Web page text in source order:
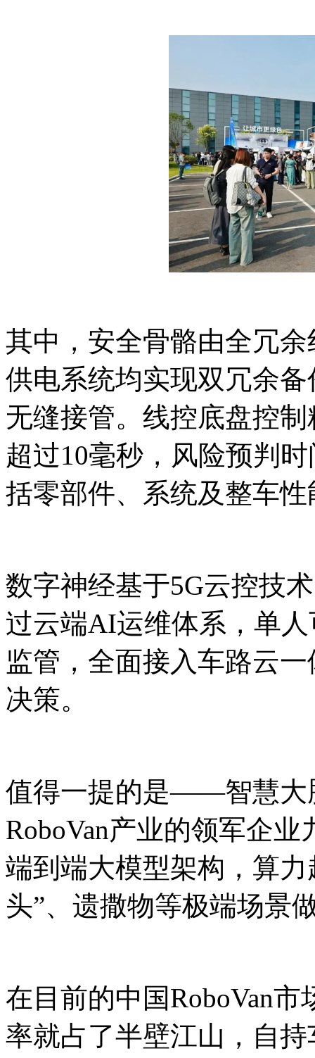
其中，安全骨骼由全冗
供电系统均实现双冗余
无缝接管。线控底盘控
超过10毫秒，风险预判
括零部件、系统及整车
数字神经基于5G云控技
过云端AI运维体系，单
监管，全面接入车路云
决策。
值得一提的是——智慧大
RoboVan产业的领军企
端到端大模型架构，算力
头”、遗撒物等极端场景
在目前的中国RoboVan
率就占了半壁江山，自